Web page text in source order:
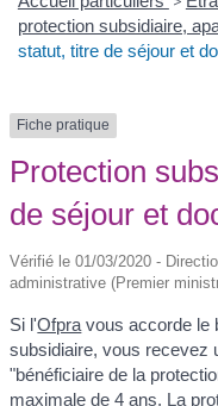
protection subsidiaire,
statut, titre de séjour et
Fiche pratique
Protection
de séjour et
Vérifié le 01/03/2020 -
administrative (Premier
Si l'Ofpra vous accorde le
subsidiaire, vous recevez
"bénéficiaire de la
maximale de 4 ans. La